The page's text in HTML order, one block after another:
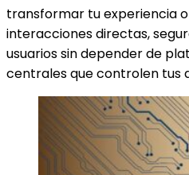
transformar tu experiencia
interacciones directas,
usuarios sin depender de
centrales que controlen tus